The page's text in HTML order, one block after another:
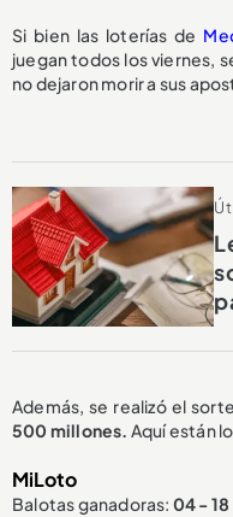
Si bien las loterías de
juegan todos los viernes,
no dejaron morir a sus
Además, se realizó el
500 millones. Aquí están
MiLoto
Balotas ganadoras: 04 -